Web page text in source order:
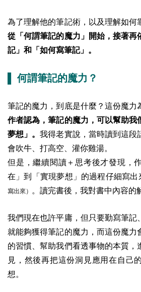
為了理解他的筆記術，以及理解如何
從「何謂筆記的魔力」開始，接著再
記」和「如何寫筆記」。
▌ 何謂筆記的魔力？
筆記的魔力，到底是什麼？這份魔力
作者認為，筆記的魔力，可以幫助我
夢想」。我得老實說，當時讀到這段
會吹牛、打高空、灌你雞湯。
但是，繼續閱讀＋思考後才發現，
在」到「實現夢想」的過程仔細寫出
寫出來）
。讀完書後，我對書中內容的
我們現在也許平庸，但只要勤寫筆記
就能夠獲得筆記的魔力，而這份魔力
的習慣、幫助我們看透事物的本質，
見，然後再把這份洞見應用在自己
想。